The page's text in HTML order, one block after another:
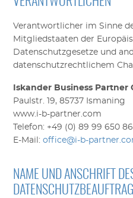
Verantwortlicher im Sinne
Mitgliedstaaten der
Datenschutzgesetze und
datenschutzrechtlichem
Iskander Business Partner
Paulstr. 19,85737 Ismaning
www.i-b-partner.com
Telefon: +49 (0) 89 99 650 86
E-Mail:office@i-b-
NAME UND ANSCHRIFT